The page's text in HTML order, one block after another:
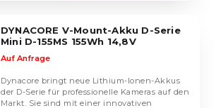
DYNACORE V-Mount-Akku D-Serie
Mini D-155MS 155Wh 14,8V
Auf Anfrage
Dynacore bringt neue Lithium-Ionen-Akkus
der D-Serie für professionelle Kameras auf den
Markt. Sie sind mit einer innovativen